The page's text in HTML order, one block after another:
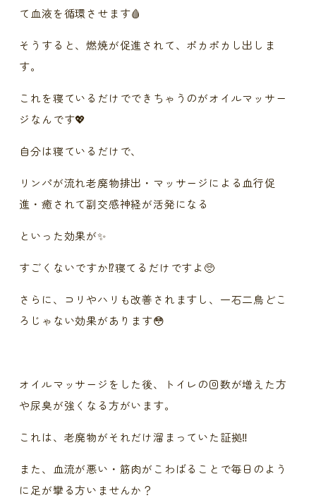
て血液を循環させます🩸
そうすると、燃焼が促進されて、ポカポカし出しま
す。
これを寝ているだけでできちゃうのがオイルマッサー
ジなんです💖
自分は寝ているだけで、
リンパが流れ老廃物排出・マッサージによる血行促
進・癒されて副交感神経が活発になる
といった効果が✨
すごくないですか⁉️寝てるだけですよ🥺
さらに、コリやハリも改善されますし、一石二鳥どこ
ろじゃない効果があります😳
オイルマッサージをした後、トイレの回数が増えた方
や尿臭が強くなる方がいます。
これは、老廃物がそれだけ溜まっていた証拠‼️
また、血流が悪い・筋肉がこわばることで毎日のよう
に足が攣る方いませんか？